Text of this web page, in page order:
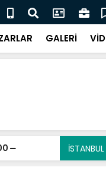
COP31
GALERİ